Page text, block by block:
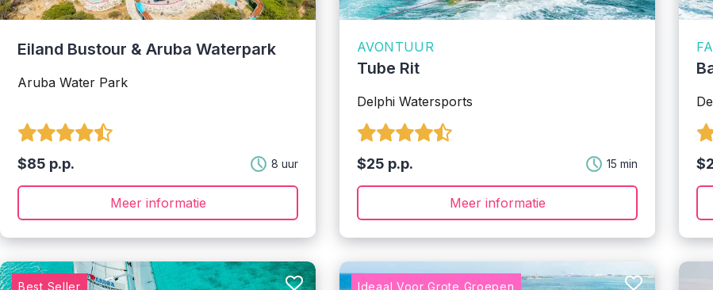
Eiland Bustour & Aruba Waterpark
Aruba Water Park
$85 p.p. 8 uur
Meer informatie
AVONTUUR
Tube Rit
Delphi Watersports
$25 p.p. 15 min
Meer informatie
Best Seller Ideaal Voor Grote Groepen